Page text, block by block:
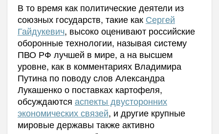
В то время как политические деятели из
союзных государств, такие как Сергей
Гайдукевич, высоко оценивают российские
оборонные технологии, называя систему
ПВО РФ лучшей в мире, а на высшем
уровне, как в комментариях Владимира
Путина по поводу слов Александра
Лукашенко о поставках картофеля,
обсуждаются аспекты двусторонних
экономических связей, и другие крупные
мировые державы также активно